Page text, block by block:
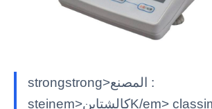
strongstrong>المصنع :
steinem>كالشتاينK/em> classimg